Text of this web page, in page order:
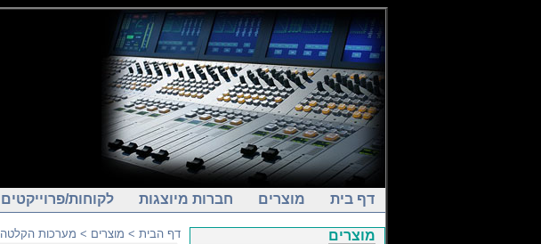
דף בית מוצרים חברות מיוצגות לקוחות/פרוייקטים
מוצרים דף הבית > מוצרים > מערכות הקלטה LOGGER